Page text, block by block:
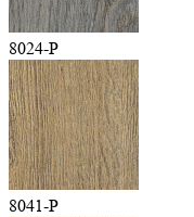
8024-P
8041-P